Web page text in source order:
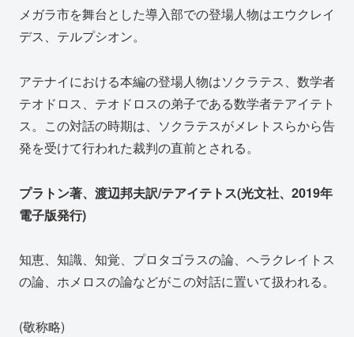
メガラ市を舞台とした導入部での登場人物はエウクレイ
デス、テルプシオン。
アテナイにおける本編の登場人物はソクラテス、数学者
テオドロス、テオドロスの弟子である数学者テアイテト
ス。この対話の時期は、ソクラテスがメレトスらから告
発を受けて行われた裁判の直前とされる。
プラトン著、渡辺邦夫訳/テアイテトス(光文社、2019年
電子版発行)
知恵、知識、知覚、プロタゴラスの論、ヘラクレイトス
の論、ホメロスの論などがこの対話に置いて扱われる。
(敬称略)